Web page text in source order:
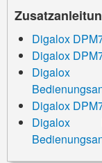
Digalox
Digalox
Digalox
Digalox
Digalox